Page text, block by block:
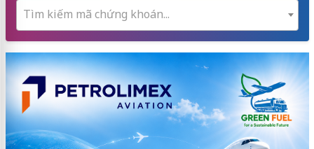
Tìm kiếm mã chứng khoán...